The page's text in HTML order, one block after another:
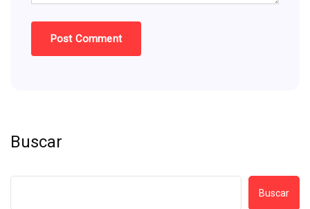
Buscar
Buscar